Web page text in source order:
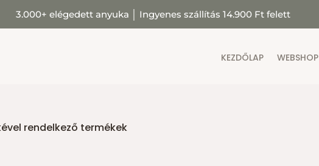
3.000+ elégedett anyuka Ingyenes szállítás 14.900 Ft felett
KEZDŐLAP WEBSHOP
rendelkező termékek